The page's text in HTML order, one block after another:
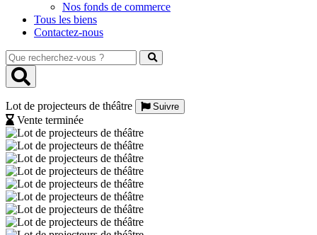
Nos fonds de commerce
Tous les biens
Contactez-nous
Que
recherchez-
vous
Lot de projecteurs de théâtre
Suivre
Vente terminée